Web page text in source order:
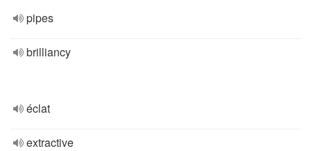
pipes
brilliancy
éclat
extractive